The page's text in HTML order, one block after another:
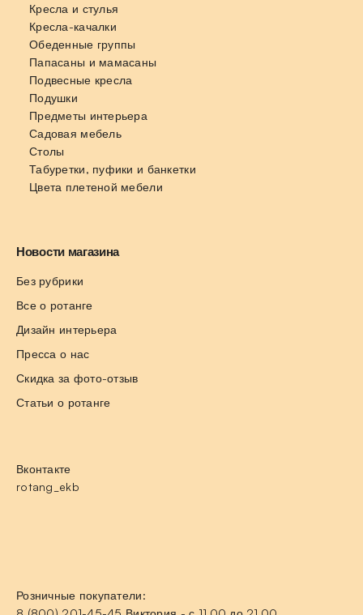
Кресла и стулья
Кресла-качалки
Обеденные группы
Папасаны и мамасаны
Подвесные кресла
Подушки
Предметы интерьера
Садовая мебель
Столы
Табуретки, пуфики и банкетки
Цвета плетеной мебели
Новости магазина
Без рубрики
Все о ротанге
Дизайн интерьера
Пресса о нас
Скидка за фото-отзыв
Статьи о ротанге
Вконтакте
rotang_ekb
Розничные покупатели: